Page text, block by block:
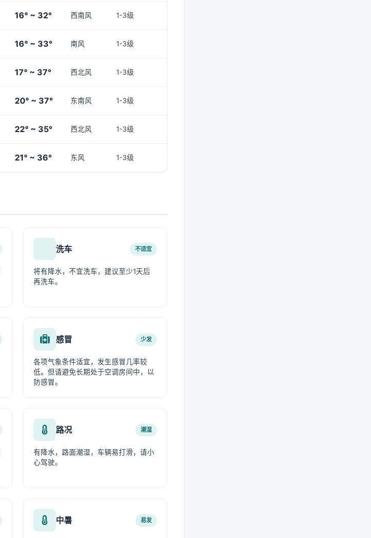
16° ~ 32° 西南风 1-3级
16° ~ 33° 南风 1-3级
17° ~ 37° 西北风 1-3级
20° ~ 37° 东南风 1-3级
22° ~ 35° 西北风 1-3级
21° ~ 36° 东风 1-3级
洗车 不适宜
将有降水，不宜洗车，建议至少1天后
再洗车。
感冒 少发
各项气象条件适宜，发生感冒几率较
低。但请避免长期处于空调房间中，以
防感冒。
路况 潮湿
有降水，路面潮湿，车辆易打滑，请小
心驾驶。
中暑 易发